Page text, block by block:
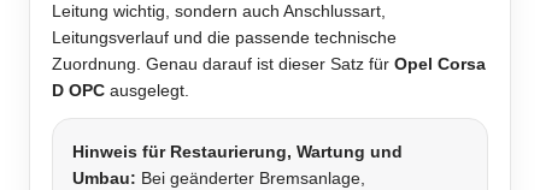
Leitung wichtig, sondern auch Anschlussart,
Leitungsverlauf und die passende technische
Zuordnung. Genau darauf ist dieser Satz für Opel Corsa
D OPC ausgelegt.
Hinweis für Restaurierung, Wartung und
Umbau: Bei geänderter Bremsanlage,